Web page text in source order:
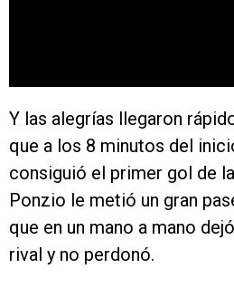
Y las alegrías llegaron
que a los 8 minutos del
consiguió el primer gol de
Ponzio le metió un gran
que en un mano a mano
rival y no perdonó.